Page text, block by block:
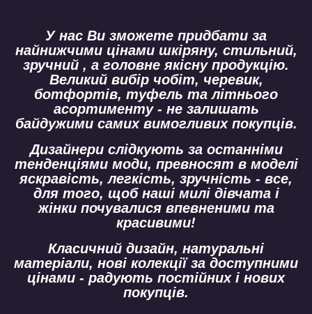
У нас Ви зможете придбати за
найнижчими цінами шкіряну, стильний,
зручний , а головне якісну продукцію.
Великий вибір чобіт, черевик,
ботфортів, туфель та літнього
асортименту - не залишать
байдужими самих вимогливих покупців.
Дизайнери слідкують за останніми
тенденціями моди, превносят в моделі
яскравість, легкість, зручність - все,
для того, щоб наші милі дівчата і
жінки почувалися впевненими та
красивими!
Класичний дизайн, натуральні
матеріали, нові колекції за доступними
цінами - радують постійних і нових
покупців.